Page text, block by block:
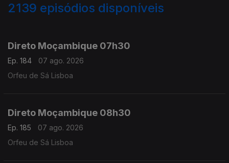
2139 episódios disponíveis
Direto Moçambique 07h30
Ep. 184
07 ago. 2026
Orfeu de Sá Lisboa
Direto Moçambique 08h30
Ep. 185
07 ago. 2026
Orfeu de Sá Lisboa